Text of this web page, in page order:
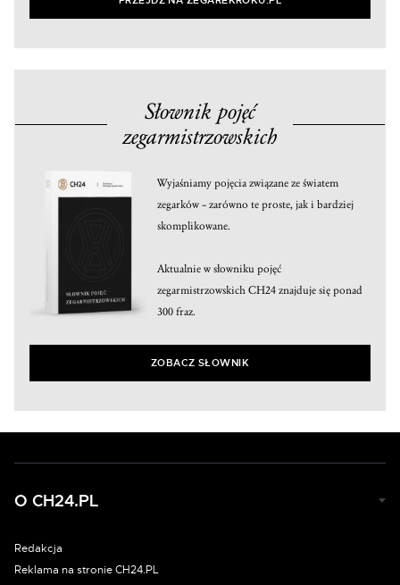
Słownik pojęć
zegarmistrzowskich
Wyjaśniamy pojęcia związane ze światem
zegarków – zarówno te proste, jak i bardziej
skomplikowane.
Aktualnie w słowniku pojęć
zegarmistrzowskich CH24 znajduje się ponad
300 fraz.
ZOBACZ SŁOWNIK
O CH24.PL
Redakcja
Reklama na stronie CH24.PL